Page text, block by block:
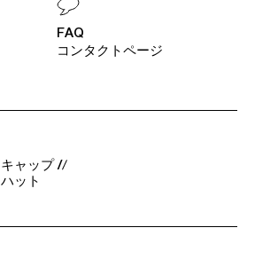
FAQ
コンタクトページ
キャップ /
ハット